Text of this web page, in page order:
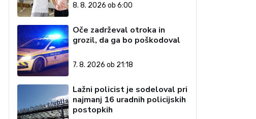
8. 8. 2026 ob 6:00
Oče zadrževal otroka in
grozil, da ga bo poškodoval
7. 8. 2026 ob 21:18
Lažni policist je sodeloval pri
najmanj 16 uradnih policijskih
postopkih